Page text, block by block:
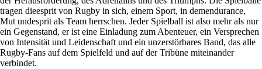
tragen dieesprit von Rugby in sich, einem Sport, in demendurance,
Mut undesprit als Team herrschen. Jeder Spielball ist also mehr als nur
ein Gegenstand, er ist eine Einladung zum Abenteuer, ein Versprechen
von Intensität und Leidenschaft und ein unzerstörbares Band, das alle
Rugby-Fans auf dem Spielfeld und auf der Tribüne miteinander
verbindet.